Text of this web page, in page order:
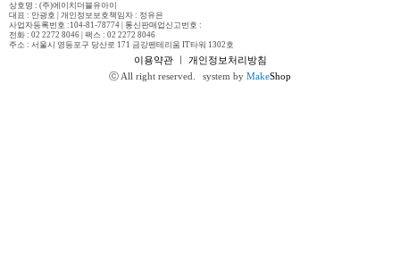
상호명 : (주)에이치더블유아이
대표 : 안광호 | 개인정보보호책임자 : 정유은
사업자등록번호 :104-81-78774 | 통신판매업신고번호 :
전화 : 02 2272 8046 | 팩스 : 02 2272 8046
주소 : 서울시 영등포구 당산로 171 금강펜테리움 IT타워 1302호
이용약관ㅣ 개인정보처리방침
ⓒ All right reserved.
system by MakeShop